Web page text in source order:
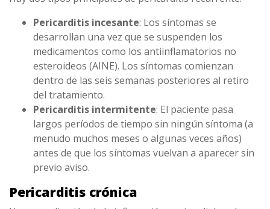
Pericarditis incesante: Los síntomas se
desarrollan una vez que se suspenden los
medicamentos como los antiinflamatorios no
esteroideos (AINE). Los síntomas comienzan
dentro de las seis semanas posteriores al retiro
del tratamiento.
Pericarditis intermitente: El paciente pasa
largos períodos de tiempo sin ningún síntoma (a
menudo muchos meses o algunas veces años)
antes de que los síntomas vuelvan a aparecer sin
previo aviso.
Pericarditis crónica